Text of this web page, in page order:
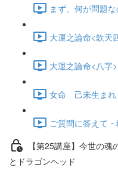
まず、何が問題
大運之論命<欽天
大運之論命<八字
女命 己未生ま
ご質問に答えて
【第25講座】今世の
とドラゴンヘッド